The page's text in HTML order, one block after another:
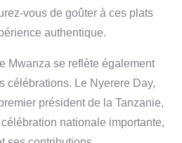
vous de goûter à ces plats
authentique.
Mwanza se reflète également
célébrations. Le Nyerere Day,
président de la Tanzanie,
nationale importante,